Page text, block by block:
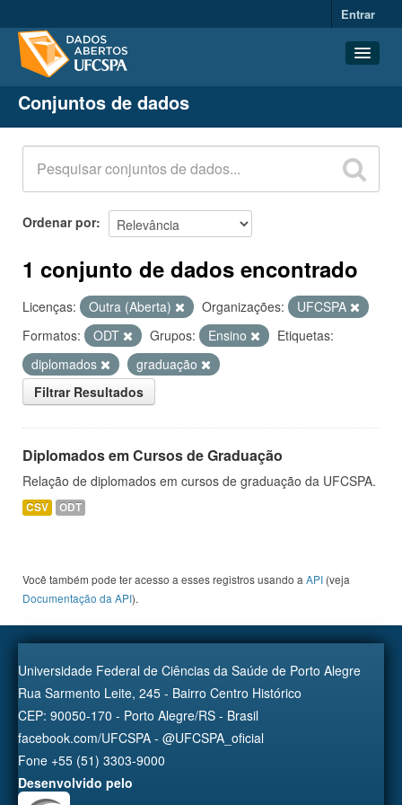
Entrar
Conjuntos de dados
Organizações
Grupos
Sobre
Conjuntos de dados
Ordenar por
1 conjunto de dados encontrado
Licenças: Outra (Aberta) Organizações:
UFCSPA
Formatos:
ODT Grupos: Ensino
Etiquetas:
diplomados
graduação
Filtrar Resultados
Diplomados em Cursos de Graduação
Relação de diplomados em cursos de graduação da UFCSPA.
CSV ODT
Você também pode ter acesso a esses registros usando a API (veja
Documentação da API).
Universidade Federal de Ciências da Saúde de Porto Alegre
Rua Sarmento Leite, 245 - Bairro Centro Histórico
CEP: 90050-170 - Porto Alegre/RS - Brasil
facebook.com/UFCSPA - @UFCSPA_oficial
Fone +55 (51) 3303-9000
Desenvolvido pelo